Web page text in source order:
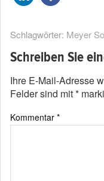
Schlagwörter: Meyer
Schreiben Sie
Ihre E-Mail-Adresse
Felder sind mit*
Kommentar *